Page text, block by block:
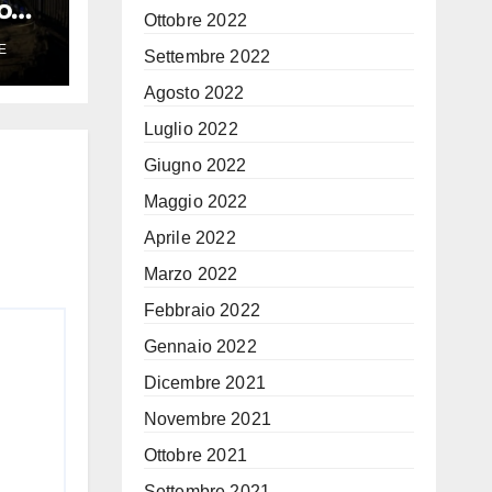
Ottobre 2022
Settembre 2022
Agosto 2022
Luglio 2022
Giugno 2022
Maggio 2022
Aprile 2022
Marzo 2022
Febbraio 2022
Gennaio 2022
Dicembre 2021
Novembre 2021
Ottobre 2021